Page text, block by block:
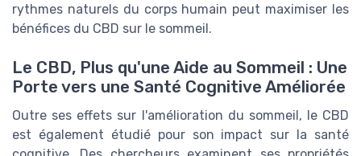
rythmes naturels du corps humain peut maximiser les
bénéfices du CBD sur le sommeil.
Le CBD, Plus qu'une Aide au Sommeil : Une
Porte vers une Santé Cognitive Améliorée
Outre ses effets sur l'amélioration du sommeil, le CBD
est également étudié pour son impact sur la santé